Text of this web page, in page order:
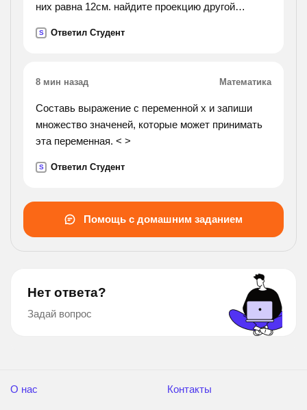
них равна 12см. найдите проекцию другой
S Ответил Студент
8 мин назад Математика
Составь выражение с переменной x и запиши
множество значеней, которые может принимать
эта переменная. < >
S Ответил Студент
Помощь с домашним заданием
Нет ответа?
Задай вопрос
О нас Контакты